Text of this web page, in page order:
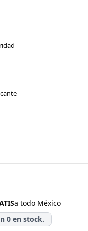
a todo México
0 en stock.